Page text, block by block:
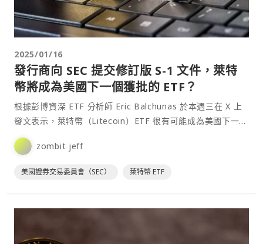
2025/01/16
發行商向 SEC 提交修訂版 S-1 文件，萊特
幣將成為美國下一個獲批的 ETF？
根據彭博資深 ETF 分析師 Eric Balchunas 於本週三在 X 上
發文表示，萊特幣（Litecoin）ETF 很有可能成為美國下一個
獲批的現貨加密貨幣E⋯
zombit jeff
美國證券交易委員會（SEC） 萊特幣 ETF